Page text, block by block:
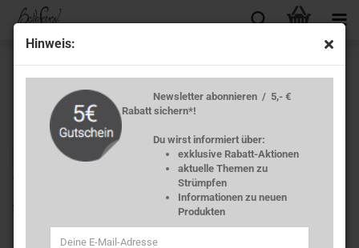
Hin­weis:
Newsletter abonnieren / 5,- €
Rabatt sichern*!
Du wirst informiert über:
exklusive Rabatt-Aktionen
aktuelle Themen zu
Strümpfen
Informationen zu neuen
Produkten
« zurück
Letzter »
Strumpf­ho­se 40 DEN Mi­cro­fa­ser - Pol­ka­Dots -​Himbeerrot-